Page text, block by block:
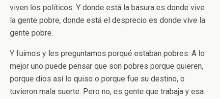
viven los políticos. Y donde está la basura es donde vive
la gente pobre, donde está el desprecio es donde vive la
gente pobre.
Y fuimos y les preguntamos porqué estaban pobres. A lo
mejor uno puede pensar que son pobres porque quieren,
porque dios así lo quiso o porque fue su destino, o
tuvieron mala suerte. Pero no, es gente que trabaja y esa